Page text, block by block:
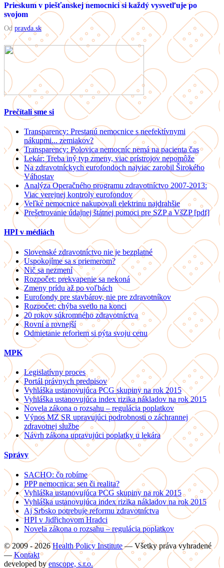
Prieskum v piešťanskej nemocnici si každý vysvetľuje po
svojom
Od pravda.sk
Prečítali sme si
Transparency: Prestanú nemocnice s neefektívnymi
nákupmi... zemiakov?
Transparency: Polovica nemocníc nemá na pacienta čas
Lekár: Treba iný typ zmeny, viac prístrojov nepomôže
Na zdravotníckych eurofondoch najviac zarobil Širokého
Váhostav
Analýza Operačného programu zdravotníctvo 2007-2013:
Viac verejnej kontroly eurofondov
Veľké nemocnice nakupovali elektrinu najdrahšie
Prešetrovanie údajnej štátnej pomoci pre SZP a VšZP [pdf]
HPI v médiách
Slovenské zdravotníctvo nie je bezplatné
Uspokojíme sa s priemerom?
Nič sa nezmení
Rozpočet: prekvapenie sa nekoná
Zmeny prídu až po voľbách
Eurofondy pre stavbárov, nie pre zdravotníkov
Rozpočet: chýba svetlo na konci
20 rokov súkromného zdravotníctva
Rovní a rovnejší
Odmietanie reforiem si pýta svoju cenu
MPK
Legislatívny proces
Portál právnych predpisov
Vyhláška ustanovujúca PCG skupiny na rok 2015
Vyhláška ustanovujúca index rizika nákladov na rok 2015
Novela zákona o rozsahu – regulácia poplatkov
Výnos MZ SR upravujúci podrobnosti o záchrannej
zdravotnej službe
Návrh zákona upravujúci poplatky u lekára
Správy
SACHO: čo robíme
PPP nemocnica: sen či realita?
Vyhláška ustanovujúca PCG skupiny na rok 2015
Vyhláška ustanovujúca index rizika nákladov na rok 2015
Aj Srbsko potrebuje reformu zdravotníctva
HPI v Jidřichovom Hradci
Novela zákona o rozsahu – regulácia poplatkov
© 2009 - 2026Health Policy Institute — Všetky práva vyhradené
—Kontakt
developed byenscope, s.r.o.